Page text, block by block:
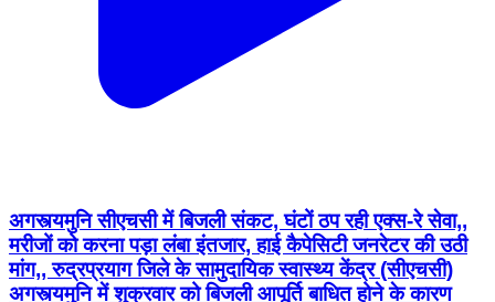
अगस्त्यमुनि सीएचसी में बिजली संकट, घंटों ठप रही एक्स-रे सेवा,,
मरीजों को करना पड़ा लंबा इंतजार, हाई कैपेसिटी जनरेटर की उठी
मांग,, रुद्रप्रयाग जिले के सामुदायिक स्वास्थ्य केंद्र (सीएचसी)
अगस्त्यमुनि में शुक्रवार को बिजली आपूर्ति बाधित होने के कारण